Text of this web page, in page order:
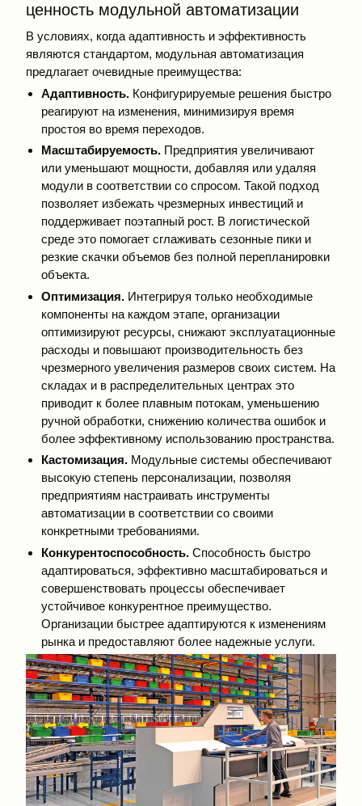
ценность модульной автоматизации
В условиях, когда адаптивность и эффективность
являются стандартом, модульная автоматизация
предлагает очевидные преимущества:
Адаптивность.Конфигурируемые решения быстро
реагируют на изменения, минимизируя время
простоя во время переходов.
Масштабируемость.Предприятия увеличивают
или уменьшают мощности, добавляя или удаляя
модули в соответствии со спросом. Такой подход
позволяет избежать чрезмерных инвестиций и
поддерживает поэтапный рост. В логистической
среде это помогает сглаживать сезонные пики и
резкие скачки объемов без полной перепланировки
объекта.
Оптимизация.Интегрируя только необходимые
компоненты на каждом этапе, организации
оптимизируют ресурсы, снижают эксплуатационные
расходы и повышают производительность без
чрезмерного увеличения размеров своих систем. На
складах и в распределительных центрах это
приводит к более плавным потокам, уменьшению
ручной обработки, снижению количества ошибок и
более эффективному использованию пространства.
Кастомизация.Модульные системы обеспечивают
высокую степень персонализации, позволяя
предприятиям настраивать инструменты
автоматизации в соответствии со своими
конкретными требованиями.
Конкурентоспособность.Способность быстро
адаптироваться, эффективно масштабироваться и
совершенствовать процессы обеспечивает
устойчивое конкурентное преимущество.
Организации быстрее адаптируются к изменениям
рынка и предоставляют более надежные услуги.